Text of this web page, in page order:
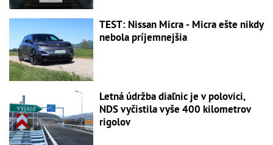
TEST: Nissan Micra - Micra ešte nikdy
nebola príjemnejšia
Letná údržba diaľnic je v polovici,
NDS vyčistila vyše 400 kilometrov
rigolov